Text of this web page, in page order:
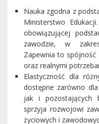
Nauka zgodna z
Ministerstwo
obowiązującej
zawodzie, w
Zapewnia to spójność
oraz realnymi
Elastyczność dla
dostępne zarówno
jak i pozostających
sprzyja rozwojowi
życiowych i